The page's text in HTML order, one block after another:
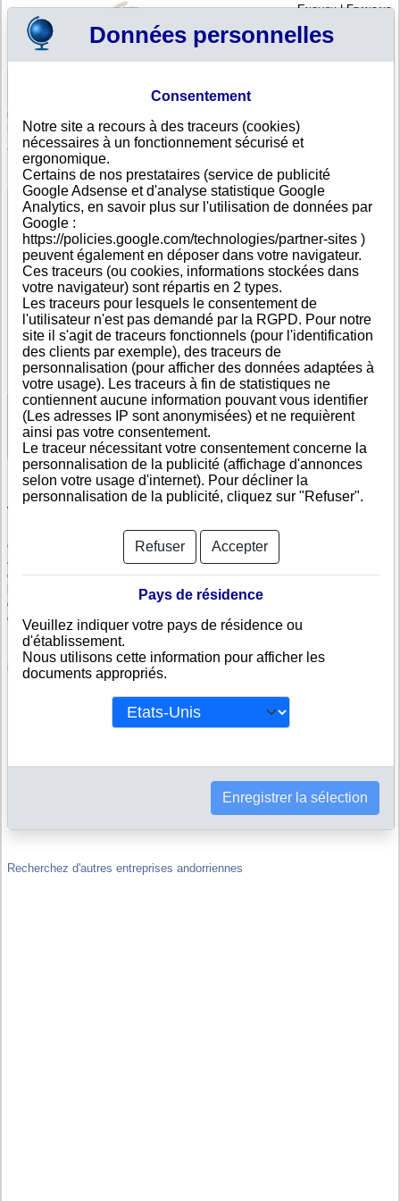
English|Français
Votre panier est vide
Andorre > Toutes villes >SANT JULIA DE LORIA
GREC IMMOBILIARIS, SAU, SANT JULIA DE LORIA
FICHE ENTREPRISE
Dénomination GREC IMMOBILIARIS, SAU
Adresse
PZ DE LA GERMANDAT 9, 1
Ville
SANT JULIA DE LORIA- AD600
Pays
Andorre
Type
d'adresse
Siège social
Téléphone
+376 80----
DUNS®
Number
46-------
Cette entreprise fait partie d'un groupe de sociétés.
Nombre de sociétés dans ce groupe : 8
Voir les informations disponibles
Vérifiez GREC IMMOBILIARIS, SAU
GREC IMMOBILIARIS, SAU est immatriculée au registre du commerce
andorrien. Info-clipper.com vous propose une large gamme de documents
et de rapports contenant d'une part des informations issues des données
légales permettant notamment de constituer l'équivalent d'un Kbis et
d'autres part des analyses et enquêtes commerciales permettant
d'évaluer la fiabilité et la solvabilité de cette entreprise.
Les documents sur GREC IMMOBILIARIS, SAU contiennent des
informations telles que :
N° DUNS : Ce N° est un SIRET international permettant d'identifier
chaque société
dirigeants...
Bilans, scores, ratings permettant d'évaluer la situation financière
Liens financiers : GREC IMMOBILIARIS, SAU est-elle filiale ou
Recherchez d'autres entreprises andorriennes
Données personnelles
Consentement
Notre site a recours à des traceurs (cookies)
nécessaires à un fonctionnement sécurisé et
ergonomique.
Certains de nos prestataires (service de publicité
Google Adsense et d'analyse statistique Google
Analytics, en savoir plus sur l'utilisation de données par
Google :
https://policies.google.com/technologies/partner-sites )
peuvent également en déposer dans votre navigateur.
Ces traceurs (ou cookies, informations stockées dans
votre navigateur) sont répartis en 2 types.
Les traceurs pour lesquels le consentement de
l'utilisateur n'est pas demandé par la RGPD. Pour notre
site il s'agit de traceurs fonctionnels (pour l'identification
des clients par exemple), des traceurs de
personnalisation (pour afficher des données adaptées à
votre usage). Les traceurs à fin de statistiques ne
contiennent aucune information pouvant vous identifier
(Les adresses IP sont anonymisées) et ne requièrent
ainsi pas votre consentement.
Le traceur nécessitant votre consentement concerne la
personnalisation de la publicité (affichage d'annonces
selon votre usage d'internet). Pour décliner la
personnalisation de la publicité, cliquez sur "Refuser".
Refuser Accepter
Pays de résidence
Veuillez indiquer votre pays de résidence ou
d'établissement.
Nous utilisons cette information pour afficher les
documents appropriés.
Enregistrer la sélection